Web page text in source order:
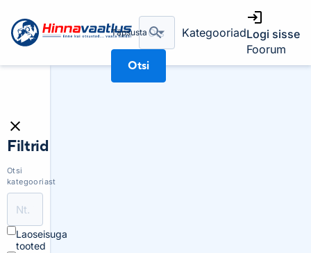
Täpsusta
Otsi
KategooriadLogi sisse
Foorum
Filtrid
Otsi
kategooriast
Laoseisuga
tooted